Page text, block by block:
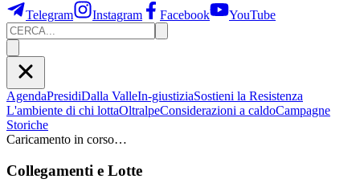
Telegram
Instagram Facebook YouTube
AgendaPresidiDalla ValleIn-giustiziaSostieni la Resistenza
L'ambiente di chi lottaOltralpeConsiderazioni a caldoCampagne
Storiche
Caricamento in corso…
Collegamenti e Lotte